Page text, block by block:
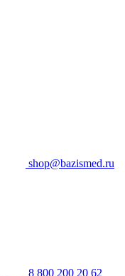
shop@bazismed.ru
8 800 200 20 62